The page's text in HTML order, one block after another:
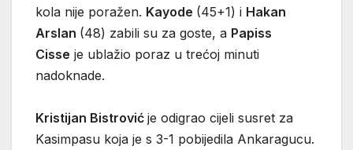
kola nije poražen. Kayode (45+1) i Hakan
Arslan (48) zabili su za goste, a Papiss
Cisse je ublažio poraz u trećoj minuti
nadoknade.
Kristijan Bistrović je odigrao cijeli susret za
Kasimpasu koja je s 3-1 pobijedila Ankaragucu.